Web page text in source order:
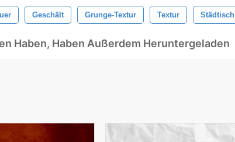
Geschält Grunge-Textur Textur Städtisch
Haben, Haben Außerdem Heruntergeladen